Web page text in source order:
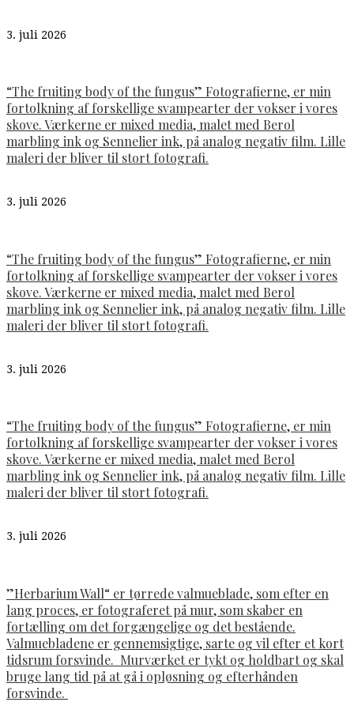
3. juli 2026
“The fruiting body of the fungus” Fotografierne, er min
fortolkning af forskellige svampearter der vokser i vores
skove. Værkerne er mixed media, malet med Berol
marbling ink og Sennelier ink, på analog negativ film. Lille
maleri der bliver til stort fotografi.
3. juli 2026
“The fruiting body of the fungus” Fotografierne, er min
fortolkning af forskellige svampearter der vokser i vores
skove. Værkerne er mixed media, malet med Berol
marbling ink og Sennelier ink, på analog negativ film. Lille
maleri der bliver til stort fotografi.
3. juli 2026
“The fruiting body of the fungus” Fotografierne, er min
fortolkning af forskellige svampearter der vokser i vores
skove. Værkerne er mixed media, malet med Berol
marbling ink og Sennelier ink, på analog negativ film. Lille
maleri der bliver til stort fotografi.
3. juli 2026
”Herbarium Wall“ er tørrede valmueblade, som efter en
lang proces, er fotograferet på mur, som skaber en
fortælling om det forgængelige og det bestående.
Valmuebladene er gennemsigtige, sarte og vil efter et kort
tidsrum forsvinde. Murværket er tykt og holdbart og skal
bruge lang tid på at gå i opløsning og efterhånden
forsvinde.